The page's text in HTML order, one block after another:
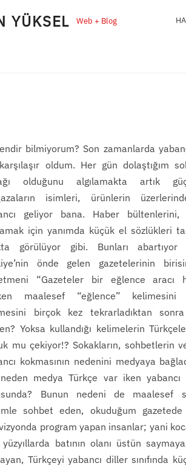
YÜKSEL Web + Blog
bilmiyorum? Son zamanlarda
oldum. Her gün dolaştığım
olduğunu algılamakta artık
isimleri, ürünlerin
geliyor bana. Haber bültenlerini,
için yanımda küçük el sözlükleri
görülüyor gibi. Bunları abartıyor
önde gelen gazetelerinin
“Gazeteler bir eğlence aracı
maalesef “eğlence” kelimesini
birçok kez tekrarladıktan
Yoksa kullandığı kelimelerin
mu çekiyor!? Sokakların, sohbetlerin
kokmasının nedenini medyaya
medya Türkçe var iken
Bunun nedeni de maalesef
sohbet eden, okuduğum
program yapan insanlar; yani
yüzyıllarda batının olanı üstün
Türkçeyi yabancı diller sınıfında